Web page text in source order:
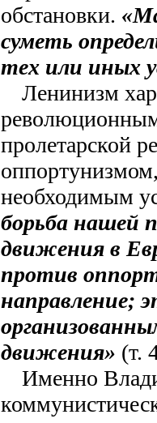
обстановки.
суметь
тех или иных
Ленинизм
пролетарской
необходимым
борьба нашей
движения в
против
направление;
движения» (т.
Именно